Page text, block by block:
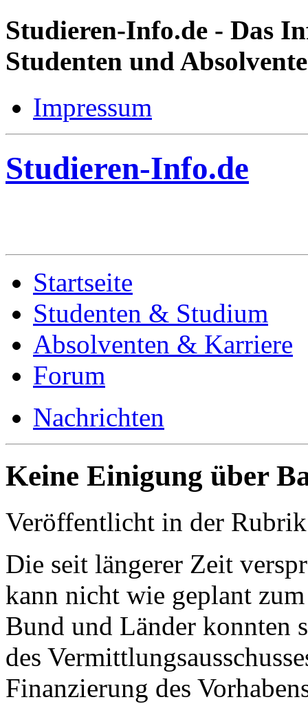
Studieren-Info.de - Das
Studenten und
Impressum
Studieren-Info.de
Startseite
Studenten & Studium
Absolventen & Karriere
Forum
Nachrichten
Keine Einigung über
Veröffentlicht in der
Die seit längerer Zeit
kann nicht wie geplant
Bund und Länder konnten
des
Finanzierung des